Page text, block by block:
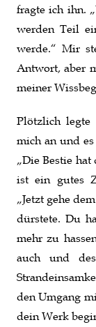
fragte ich ihn.
werden Teil
werde.“ Mir
Antwort, aber
meiner
Plötzlich legte
mich an und
„Die Bestie
ist ein gutes
„Jetzt gehe
dürstete. Du
mehr zu
auch und
den Umgang
dein Werk